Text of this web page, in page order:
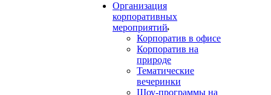
Организация
корпоративных
мероприятий
Корпоратив в офисе
Корпоратив на
природе
Тематические
вечеринки
Шоу-программы на